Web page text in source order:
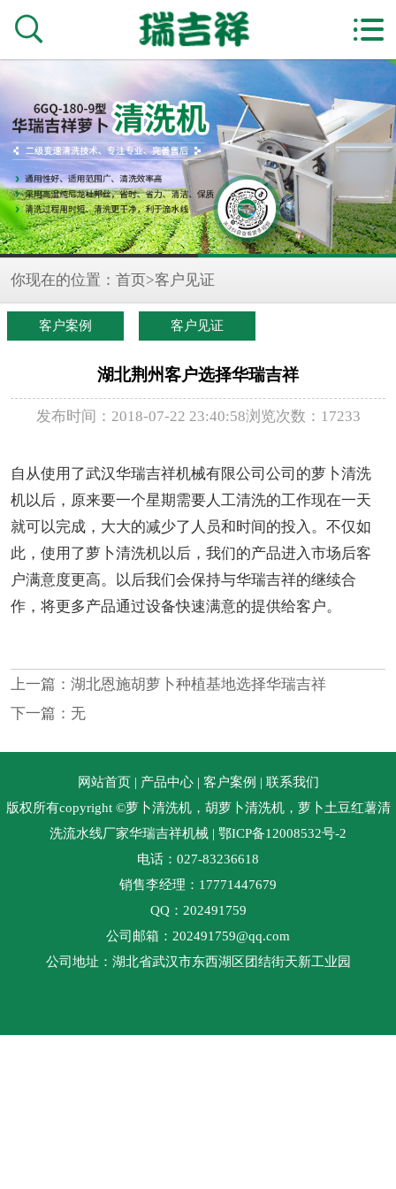


你现在的位置： 首页 >客户见证
客户案例 客户见证
湖北荆州客户选择华瑞吉祥
发布时间：2018-07-22 23:40:58浏览次数：17233
自从使用了武汉华瑞吉祥机械有限公司公司的萝卜清洗
机以后，原来要一个星期需要人工清洗的工作现在一天
就可以完成，大大的减少了人员和时间的投入。不仅如
此，使用了萝卜清洗机以后，我们的产品进入市场后客
户满意度更高。以后我们会保持与华瑞吉祥的继续合
作，将更多产品通过设备快速满意的提供给客户。
上一篇： 湖北恩施胡萝卜种植基地选择华瑞吉祥
下一篇：无
网站首页| 产品中心| 客户案例 | 联系我们
版权所有copyright ©萝卜清洗机，胡萝卜清洗机，萝卜土豆红薯清
洗流水线厂家华瑞吉祥机械 | 鄂ICP备12008532号-2
电话：027-83236618
销售李经理：17771447679
QQ：202491759
公司邮箱：202491759@qq.com
公司地址：湖北省武汉市东西湖区团结街天新工业园